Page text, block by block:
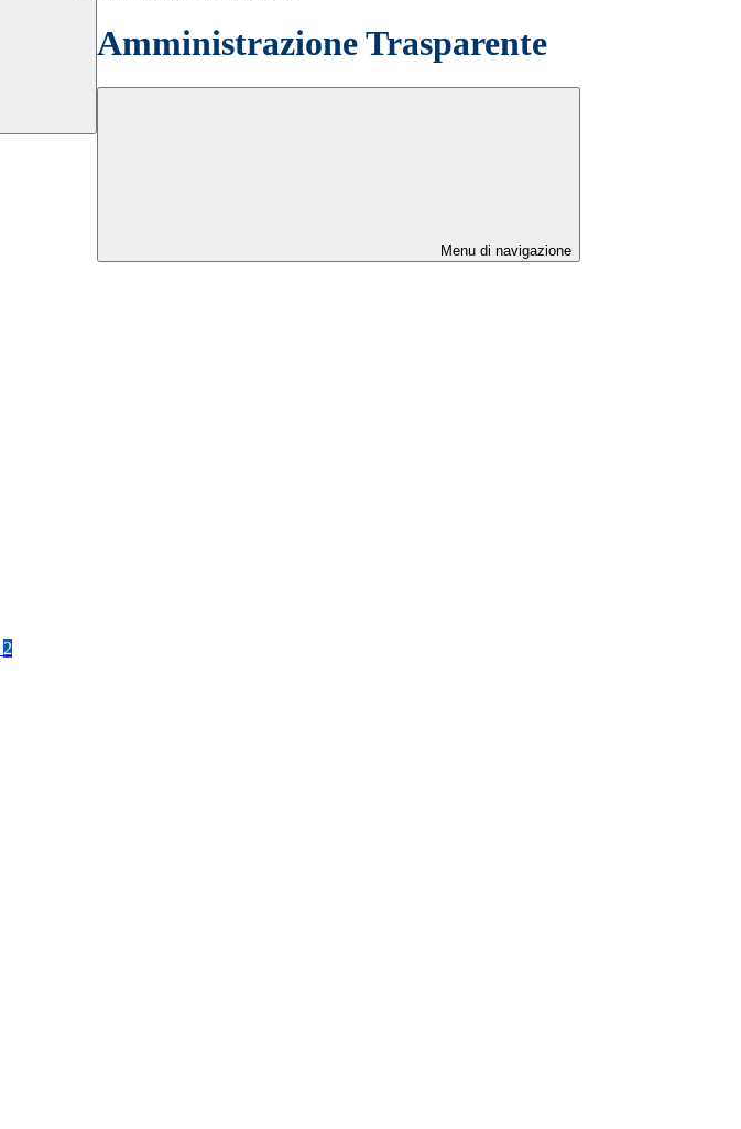
Amministrazione Trasparente
Menu di navigazione
2